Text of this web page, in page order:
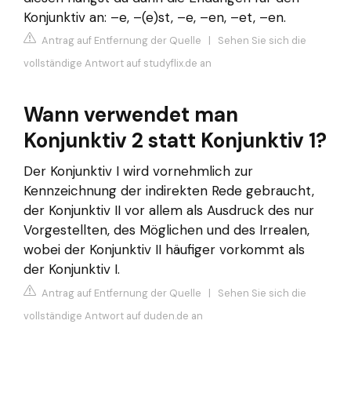
Konjunktiv an: –e, –(e)st, –e, –en, –et, –en.
Antrag auf Entfernung der Quelle | Sehen Sie sich die
vollständige Antwort auf studyflix.de an
Wann verwendet man
Konjunktiv 2 statt Konjunktiv 1?
Der Konjunktiv I wird vornehmlich zur
Kennzeichnung der indirekten Rede gebraucht,
der Konjunktiv II vor allem als Ausdruck des nur
Vorgestellten, des Möglichen und des Irrealen,
wobei der Konjunktiv II häufiger vorkommt als
der Konjunktiv I.
Antrag auf Entfernung der Quelle | Sehen Sie sich die
vollständige Antwort auf duden.de an